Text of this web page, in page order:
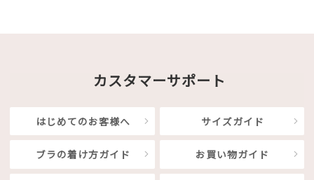
カスタマーサポート
はじめてのお客様へ サイズガイド
ブラの着け方ガイド お買い物ガイド